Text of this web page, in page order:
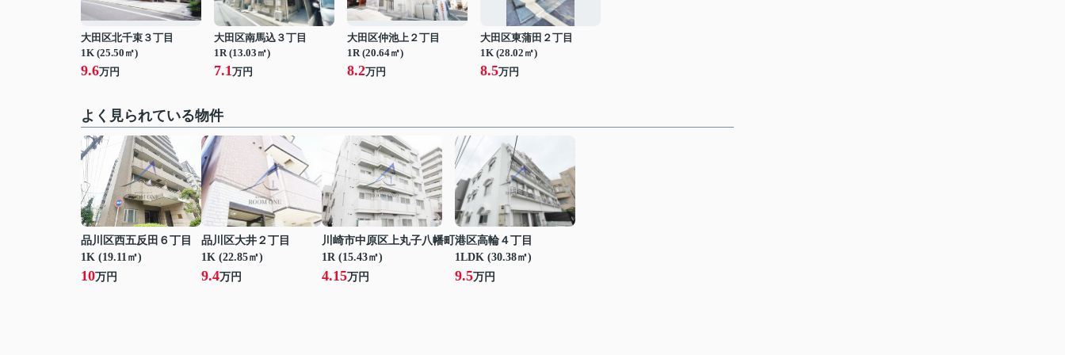
大田区北千束３丁目
1K (25.50㎡)
9.6万円
大田区南馬込３丁目
1R (13.03㎡)
7.1万円
大田区仲池上２丁目
1R (20.64㎡)
8.2万円
大田区東蒲田２丁目
1K (28.02㎡)
8.5万円
よく見られている物件
品川区西五反田６丁目
1K (19.11㎡)
10万円
品川区大井２丁目
1K (22.85㎡)
9.4万円
川崎市中原区上丸子八幡町
1R (15.43㎡)
4.15万円
港区高輪４丁目
1LDK (30.38㎡)
9.5万円